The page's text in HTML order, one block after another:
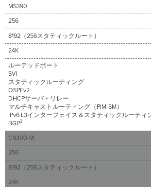
タ
ィ
ッ
ル
ー
ト
編
集
L3
ル
MS390
256
8192（256スタティックルート）
24K
ルーテッドポート
SVI
スタティックルーティング
OSPFv2
DHCPサーバ＋リレー
マルチキャストルーティング（PIM-SM）
IPv6 L3インターフェイス＆スタティックルーティ
BGP3
C9300-M
256
8192（256スタティックルート）
24K